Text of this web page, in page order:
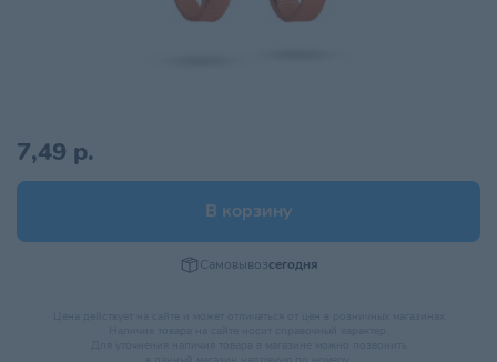
7,49 р.
В корзину
Самовывозсегодня